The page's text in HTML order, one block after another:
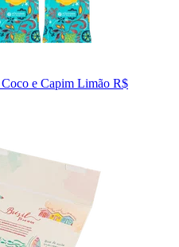
e Capim Limão R$